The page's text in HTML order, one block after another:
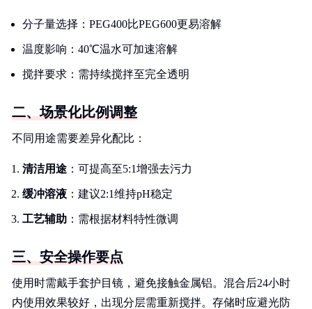
分子量选择：PEG400比PEG600更易溶解
温度影响：40℃温水可加速溶解
搅拌要求：需持续搅拌至完全透明
二、场景化比例调整
不同用途需要差异化配比：
清洁用途 ：可提高至5:1增强去污力
缓冲溶液 ：建议2:1维持pH稳定
工艺辅助 ：需根据材料特性微调
三、安全操作要点
使用时需戴手套护目镜，避免接触金属铝。混合后24小时
内使用效果较好，出现分层需重新搅拌。存储时应避光防